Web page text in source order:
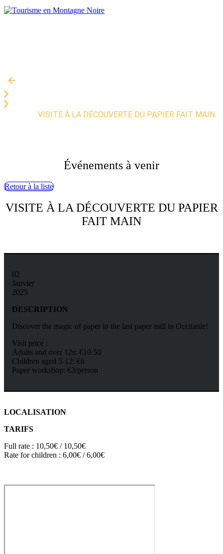
VISITE À LA DÉCOUVERTE DU PAPIER FAIT MAIN
Événements à venir
Retour à la liste
VISITE À LA DÉCOUVERTE DU PAPIER
FAIT MAIN
02
Janvier
2025
DESCRIPTION
Discover the magic of paper in the last paper mill in Occitanie!
Visit price :
Adults and over 12s: €10.50
Children aged 5-12: €6
Paper workshop: €3/person
LOCALISATION
TARIFS
Full rate : 10,50€ / 10,50€
Rate for children : 6,00€ / 6,00€